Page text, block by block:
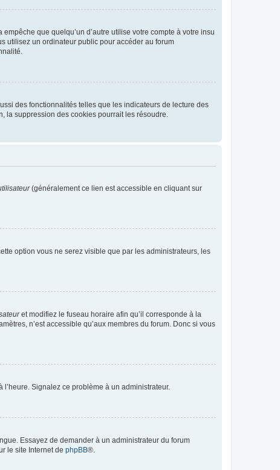
que quelqu’un d’autre utilise votre compte à votre insu
utilisez un ordinateur public pour accéder au forum
des fonctionnalités telles que les indicateurs de lecture des
la suppression des cookies pourrait les résoudre.
(généralement ce lien est accessible en cliquant sur
option vous ne serez visible que par les administrateurs, les
et modifiez le fuseau horaire afin qu’il corresponde à la
n’est accessible qu’aux membres du forum. Donc si vous
Signalez ce problème à un administrateur.
Essayez de demander à un administrateur du forum
le site Internet de phpBB®.